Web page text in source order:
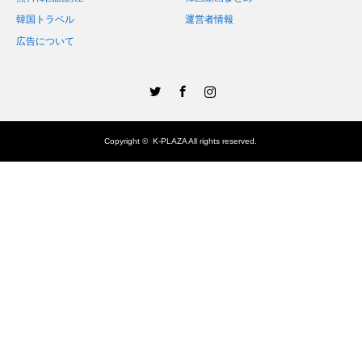
韓国トラベル
運営者情報
広告について
Copyright ©K-PLAZAAll rights reserved.